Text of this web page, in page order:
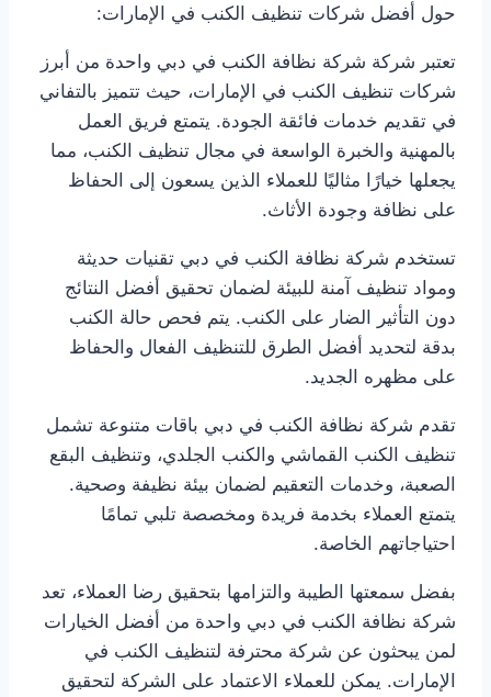
حول أفضل شركات تنظيف الكنب في الإمارات:
تعتبر شركة شركة نظافة الكنب في دبي واحدة من أبرز
شركات تنظيف الكنب في الإمارات، حيث تتميز بالتفاني
في تقديم خدمات فائقة الجودة. يتمتع فريق العمل
بالمهنية والخبرة الواسعة في مجال تنظيف الكنب، مما
يجعلها خيارًا مثاليًا للعملاء الذين يسعون إلى الحفاظ
على نظافة وجودة الأثاث.
تستخدم شركة نظافة الكنب في دبي تقنيات حديثة
ومواد تنظيف آمنة للبيئة لضمان تحقيق أفضل النتائج
دون التأثير الضار على الكنب. يتم فحص حالة الكنب
بدقة لتحديد أفضل الطرق للتنظيف الفعال والحفاظ
على مظهره الجديد.
تقدم شركة نظافة الكنب في دبي باقات متنوعة تشمل
تنظيف الكنب القماشي والكنب الجلدي، وتنظيف البقع
الصعبة، وخدمات التعقيم لضمان بيئة نظيفة وصحية.
يتمتع العملاء بخدمة فريدة ومخصصة تلبي تمامًا
احتياجاتهم الخاصة.
بفضل سمعتها الطيبة والتزامها بتحقيق رضا العملاء، تعد
شركة نظافة الكنب في دبي واحدة من أفضل الخيارات
لمن يبحثون عن شركة محترفة لتنظيف الكنب في
الإمارات. يمكن للعملاء الاعتماد على الشركة لتحقيق